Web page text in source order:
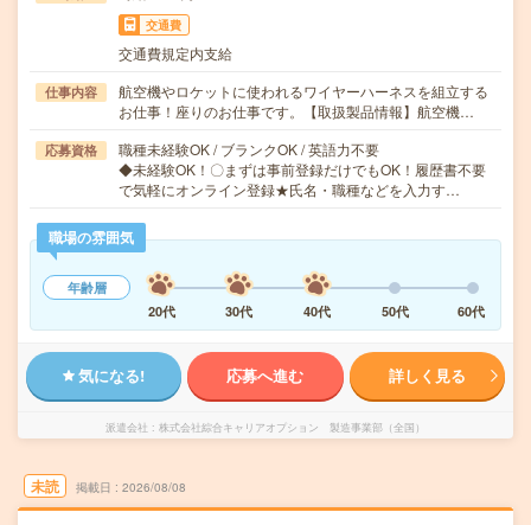
交通費
交通費規定内支給
仕事内容
航空機やロケットに使われるワイヤーハーネスを組立する
お仕事！座りのお仕事です。【取扱製品情報】航空機…
応募資格
職種未経験OK / ブランクOK / 英語力不要
◆未経験OK！〇まずは事前登録だけでもOK！履歴書不要
で気軽にオンライン登録★氏名・職種などを入力す…
職場の雰囲気
年齢層
20代
30代 40代 50代 60代
気になる! 応募へ進む 詳しく見る
派遣会社 株式会社綜合キャリアオプション 製造事業部（全国）
未読 掲載日 2026/08/08